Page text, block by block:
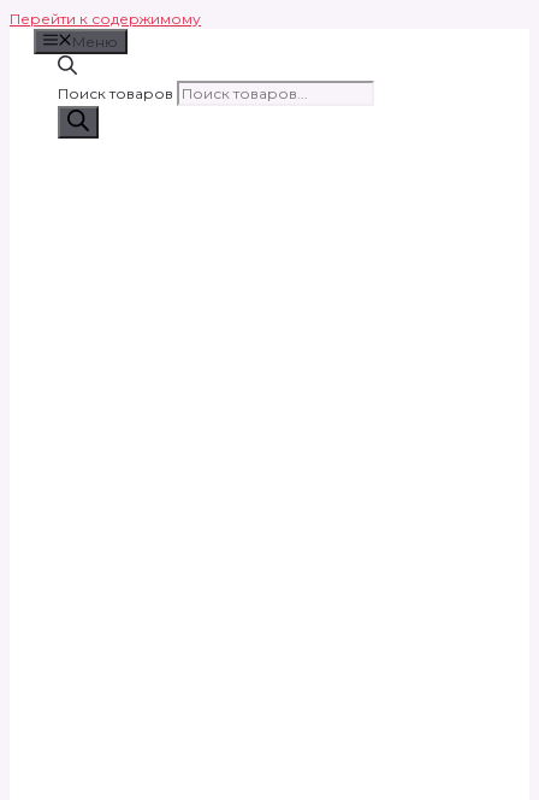
Перейти к содержимому
Меню
Поиск товаров